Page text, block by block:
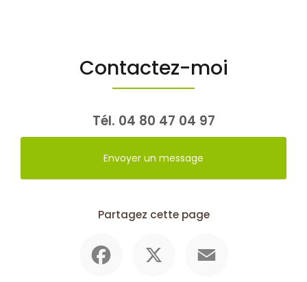
Contactez-moi
Tél. 04 80 47 04 97
Envoyer un message
Partagez cette page